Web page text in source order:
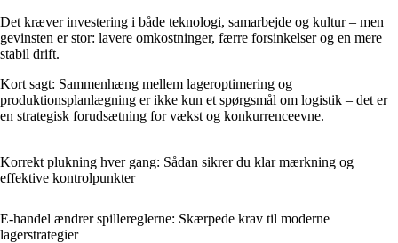
Det kræver investering i både teknologi, samarbejde og kultur – men
gevinsten er stor: lavere omkostninger, færre forsinkelser og en mere
stabil drift.
Kort sagt: Sammenhæng mellem lageroptimering og
produktionsplanlægning er ikke kun et spørgsmål om logistik – det er
en strategisk forudsætning for vækst og konkurrenceevne.
Korrekt plukning hver gang: Sådan sikrer du klar mærkning og
effektive kontrolpunkter
E-handel ændrer spillereglerne: Skærpede krav til moderne
lagerstrategier